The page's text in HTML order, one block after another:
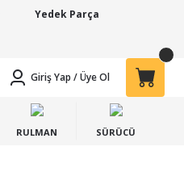
Yedek Parça
Giriş Yap /Üye Ol
RULMAN SÜRÜCÜ